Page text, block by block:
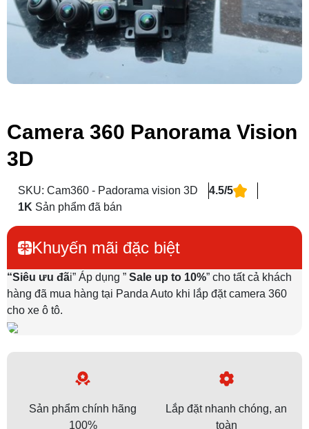
Camera 360 Panorama Vision
3D
SKU: Cam360 - Padorama vision 3D
4.5/5
1K Sản phẩm đã bán
Khuyến mãi đặc biệt
“Siêu ưu đãi” Áp dụng ” Sale up to 10%” cho tất cả khách
hàng đã mua hàng tại Panda Auto khi lắp đặt camera 360
cho xe ô tô.
Sản phẩm chính hãng
100%
Lắp đặt nhanh chóng, an
toàn